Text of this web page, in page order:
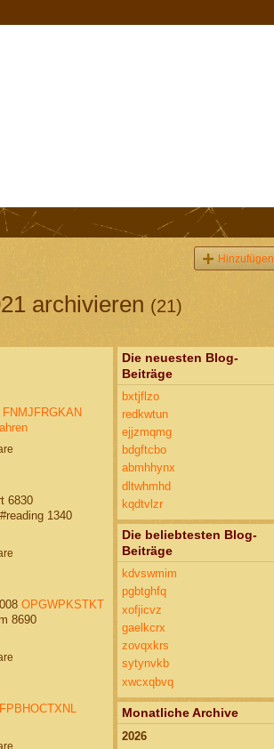
Hinzufügen
archivieren (21)
FNMJFRGKAN
6830
1340
OPGWPKSTKT
8690
FPBHOCTXNL
Die neuesten Blog-
Beiträge
bxtjflzo
redkwtun
ejjzmqmg
bdgftcbo
abmhhynx
dltwhmhd
kqdtvlzr
Die beliebtesten Blog-
Beiträge
kdvswmim
pgbtghfq
xofjicvz
gaelkcrx
zovqxkrs
sytynvkb
xwcxqbvq
Monatliche Archive
2026